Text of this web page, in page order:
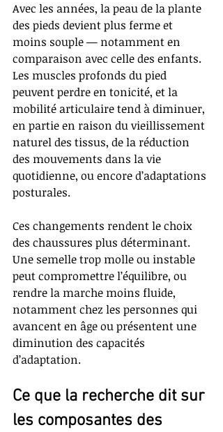
Avec les années, la peau de la plante
des pieds devient plus ferme et
moins souple — notamment en
comparaison avec celle des enfants.
Les muscles profonds du pied
peuvent perdre en tonicité, et la
mobilité articulaire tend à diminuer,
en partie en raison du vieillissement
naturel des tissus, de la réduction
des mouvements dans la vie
quotidienne, ou encore d’adaptations
posturales.
Ces changements rendent le choix
des chaussures plus déterminant.
Une semelle trop molle ou instable
peut compromettre l’équilibre, ou
rendre la marche moins fluide,
notamment chez les personnes qui
avancent en âge ou présentent une
diminution des capacités
d’adaptation.
Ce que la recherche dit sur
les composantes des